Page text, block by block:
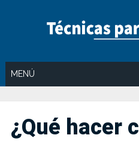
MENÚ
¿Qué hacer